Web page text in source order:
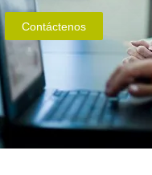
Contáctenos